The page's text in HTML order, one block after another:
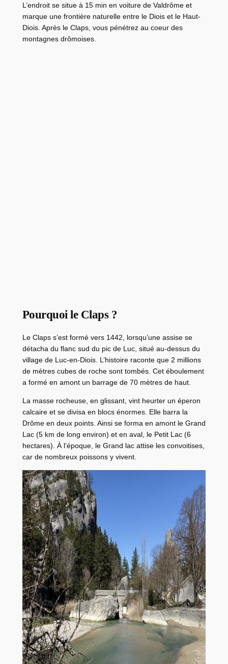
L’endroit se situe à 15 min en voiture de Valdrôme et
marque une frontière naturelle entre le Diois et le Haut-
Diois. Après le Claps, vous pénétrez au coeur des
montagnes drômoises.
Pourquoi le Claps ?
Le Claps s’est formé vers 1442, lorsqu’une assise se
détacha du flanc sud du pic de Luc, situé au-dessus du
village de Luc-en-Diois. L’histoire raconte que 2 millions
de mètres cubes de roche sont tombés. Cet éboulement
a formé en amont un barrage de 70 mètres de haut.
La masse rocheuse, en glissant, vint heurter un éperon
calcaire et se divisa en blocs énormes. Elle barra la
Drôme en deux points. Ainsi se forma en amont le Grand
Lac (5 km de long environ) et en aval, le Petit Lac (6
hectares). À l’époque, le Grand lac attise les convoitises,
car de nombreux poissons y vivent.